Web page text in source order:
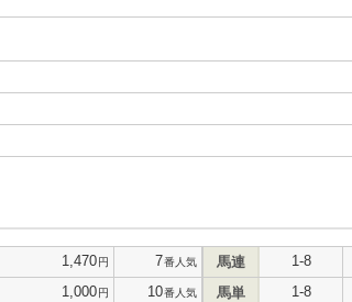
1,470円 7番人気
1,000円 10番人気
馬連 1-8
馬単 1-8